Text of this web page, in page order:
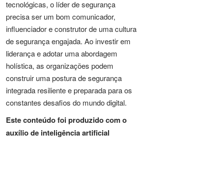
tecnológicas, o líder de segurança
precisa ser um bom comunicador,
influenciador e construtor de uma cultura
de segurança engajada. Ao investir em
liderança e adotar uma abordagem
holística, as organizações podem
construir uma postura de segurança
integrada resiliente e preparada para os
constantes desafios do mundo digital.
Este conteúdo foi produzido com o
auxílio de inteligência artificial